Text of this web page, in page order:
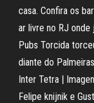
casa. Confira os
ar livre no RJ
Pubs Torcida
diante do
Inter Tetra |
Felipe knijnik e